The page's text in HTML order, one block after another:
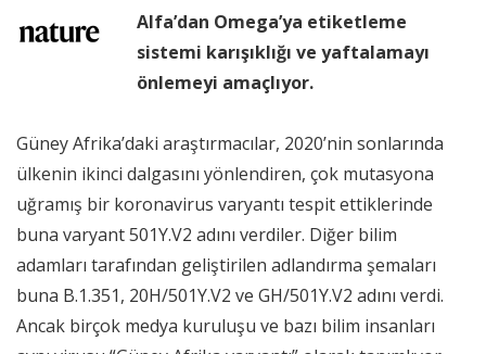
Alfa’dan Omega’ya etiketleme
sistemi karışıklığı ve yaftalamayı
önlemeyi amaçlıyor.
Güney Afrika’daki araştırmacılar, 2020’nin sonlarında
ülkenin ikinci dalgasını yönlendiren, çok mutasyona
uğramış bir koronavirus varyantı tespit ettiklerinde
buna varyant 501Y.V2 adını verdiler. Diğer bilim
adamları tarafından geliştirilen adlandırma şemaları
buna B.1.351, 20H/501Y.V2 ve GH/501Y.V2 adını verdi.
Ancak birçok medya kuruluşu ve bazı bilim insanları